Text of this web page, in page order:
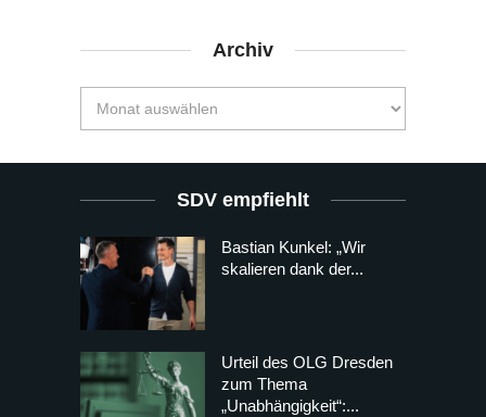
Archiv
SDV empfiehlt
Bastian Kunkel: „Wir
skalieren dank der...
Urteil des OLG Dresden
zum Thema
„Unabhängigkeit“:...